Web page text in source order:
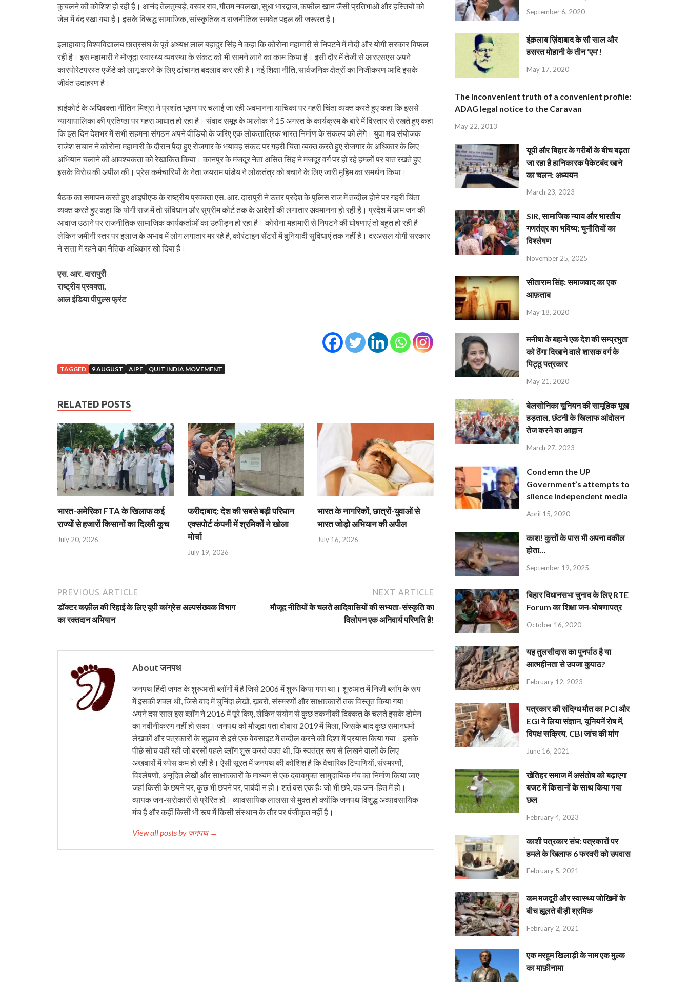
कुचलने की कोशिश हो रही है। आनंद तेलतुम्बड़े, वरवर राव, गौतम नवलखा, सुधा भारद्वाज, कफील खान जैसी प्रतिभाओं और हस्तियों को
जेल में बंद रखा गया है। इसके विरूद्ध सामाजिक, सांस्कृतिक व राजनीतिक समवेत पहल की जरूरत है।
इलाहाबाद विश्वविद्यालय छात्रसंघ के पूर्व अध्यक्ष लाल बहादुर सिंह ने कहा कि कोरोना महामारी से निपटने में मोदी और योगी सरकार विफल
रही है। इस महामारी ने मौजूदा स्वास्थ्य व्यवस्था के संकट को भी सामने लाने का काम किया है। इसी दौर में तेजी से आरएसएस अपने
कारपोरेटपरस्त एजेंडे को लागू करने के लिए ढांचागत बदलाव कर रही है। नई शिक्षा नीति, सार्वजनिक क्षेत्रों का निजीकरण आदि इसके
जीवंत उदाहरण है।
हाईकोर्ट के अधिवक्ता नीतिन मिश्रा ने प्रशांत भूषण पर चलाई जा रही अवमानना याचिका पर गहरी चिंता व्यक्त करते हुए कहा कि इससे
न्यायापालिका की प्रतिष्ठा पर गहरा आघात हो रहा है। संवाद समूह के आलोक ने 15 अगस्त के कार्यक्रम के बारे में विस्तार से रखते हुए कहा
कि इस दिन देशभर में सभी सहमना संगठन अपने वीडियो के जरिए एक लोकतांत्रिक भारत निर्माण के संकल्प को लेंगे। युवा मंच संयोजक
राजेश सचान ने कोरोना महामारी के दौरान पैदा हुए रोजगार के भयावह संकट पर गहरी चिंता व्यक्त करते हुए रोजगार के अधिकार के लिए
अभियान चलाने की आवश्यकता को रेखाकिंत किया। कानपुर के मजदूर नेता असित सिंह ने मजदूर वर्ग पर हो रहे हमलों पर बात रखते हुए
इसके विरोध की अपील की। प्रेस कर्मचारियों के नेता जयराम पांडेय ने लोकतंत्र को बचाने के लिए जारी मुहिम का समर्थन किया।
बैठक का समापन करते हुए आइपीएफ के राष्ट्रीय प्रवक्ता एस. आर. दारापुरी ने उत्तर प्रदेश के पुलिस राज में तब्दील होने पर गहरी चिंता
व्यक्त करते हुए कहा कि योगी राज में तो संविधान और सुप्रीम कोर्ट तक के आदेशों की लगातार अवमानना हो रही है। प्रदेश में आम जन की
आवाज उठाने पर राजनीतिक सामाजिक कार्यकर्ताओं का उत्पीड़न हो रहा है। कोरोना महामारी से निपटने की घोषणाएं तो बहुत हो रही है
लेकिन जमीनी स्तर पर इलाज के अभाव में लोग लगातार मर रहे है, कोरंटाइन सेंटरों में बुनियादी सुविधाएं तक नहीं है। दरअसल योगी सरकार
ने सत्ता में रहने का नैतिक अधिकार खो दिया है।
एस. आर. दारापुरी
राष्ट्रीय प्रवक्ता,
आल इंडिया पीपुल्स फ्रंट
TAGGED 9 AUGUST AIPF QUIT INDIA MOVEMENT
RELATED POSTS
भारत-अमेरिका FTA के खिलाफ कई
राज्यों से हजारों किसानों का दिल्ली कूच
July 20, 2026
फरीदाबाद: देश की सबसे बड़ी परिधान
एक्सपोर्ट कंपनी में श्रमिकों ने खोला
मोर्चा
July 19, 2026
भारत के नागरिकों, छात्रों-युवाओं से
भारत जोड़ो अभियान की अपील
July 16, 2026
PREVIOUS ARTICLE
डॉक्टर कफ़ील की रिहाई के लिए यूपी कांंग्रेस अल्पसंख्यक विभाग
का रक्तदान अभियान
NEXT ARTICLE
मौजूद नीतियों के चलते आदिवासियों की सभ्यता-संस्कृति का
विलोपन एक अनिवार्य परिणति है!
About जनपथ
जनपथ हिंदी जगत के शुरुआती ब्लॉगों में है जिसे 2006 में शुरू किया गया था। शुरुआत में निजी ब्लॉग के रूप
में इसकी शक्ल थी, जिसे बाद में चुनिंदा लेखों, ख़बरों, संस्मरणों और साक्षात्कारों तक विस्तृत किया गया।
अपने दस साल इस ब्लॉग ने 2016 में पूरे किए, लेकिन संयोग से कुछ तकनीकी दिक्कत के चलते इसके डोमेन
का नवीनीकरण नहीं हो सका। जनपथ को मौजूदा पता दोबारा 2019 में मिला, जिसके बाद कुछ समानधर्मा
लेखकों और पत्रकारों के सुझाव से इसे एक वेबसाइट में तब्दील करने की दिशा में प्रयास किया गया। इसके
पीछे सोच वही रही जो बरसों पहले ब्लॉग शुरू करते वक्त थी, कि स्वतंत्र रूप से लिखने वालों के लिए
अखबारों में स्पेस कम हो रही है। ऐसी सूरत में जनपथ की कोशिश है कि वैचारिक टिप्पणियों, संस्मरणों,
विश्लेषणों, अनूदित लेखों और साक्षात्कारों के माध्यम से एक दबावमुक्त सामुदायिक मंच का निर्माण किया जाए
जहां किसी के छपने पर, कुछ भी छपने पर, पाबंदी न हो। शर्त बस एक हैः जो भी छपे, वह जन-हित में हो।
व्यापक जन-सरोकारों से प्रेरित हो। व्यावसायिक लालसा से मुक्त हो क्योंकि जनपथ विशुद्ध अव्यावसायिक
मंच है और कहीं किसी भी रूप में किसी संस्थान के तौर पर पंजीकृत नहीं है।
View all posts by जनपथ →
September 6, 2020
इंक़लाब ज़िंदाबाद के सौ साल और
हसरत मोहानी के तीन ‘एम’!
May 17, 2020
The inconvenient truth of a convenient profile:
ADAG legal notice to the Caravan
May 22, 2013
यूपी और बिहार के गरीबों के बीच बढ़ता
जा रहा है हानिकारक पैकेटबंद खाने
का चलन: अध्ययन
March 23, 2023
SIR, सामाजिक न्याय और भारतीय
गणतंत्र का भविष्य: चुनौतियों का
विश्लेषण
November 25, 2025
सीताराम सिंह: समाजवाद का एक
आफ़ताब
May 18, 2020
मनीषा के बहाने एक देश की सम्प्रभुता
को ठेंगा दिखाने वाले शासक वर्ग के
पिट्ठू पत्रकार
May 21, 2020
बेलसोनिका यूनियन की सामूहिक भूख
हड़ताल, छंटनी के खिलाफ आंदोलन
तेज करने का आह्वान
March 27, 2023
Condemn the UP
Government’s attempts to
silence independent media
April 15, 2020
काश! कुत्तों के पास भी अपना वकील
होता…
September 19, 2025
बिहार विधानसभा चुनाव के लिए RTE
Forum का शिक्षा जन-घोषणापत्र
October 16, 2020
यह तुलसीदास का पुनर्पाठ है या
आत्महीनता से उपजा कुपाठ?
February 12, 2023
पत्रकार की संदिग्ध मौत का PCI और
EGI ने लिया संज्ञान, यूनियनें रोष में,
विपक्ष सक्रिय, CBI जांच की मांग
June 16, 2021
खेतिहर समाज में असंतोष को बढ़ाएगा
बजट में किसानों के साथ किया गया
छल
February 4, 2023
काशी पत्रकार संघ: पत्रकारों पर
हमले के खिलाफ 6 फरवरी को उपवास
February 5, 2021
कम मजदूरी और स्वास्थ्य जोखिमों के
बीच झूलते बीड़ी श्रमिक
February 2, 2021
एक मरहूम खिलाड़ी के नाम एक मुल्क
का माफ़ीनामा